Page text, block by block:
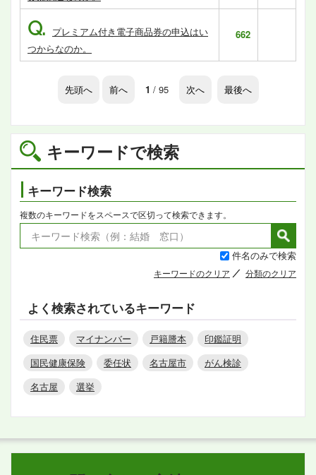
キーワードで検索
キーワード検索
複数のキーワードをスペースで区切って検索できます。
件名のみで検索
キーワードのクリア 分類のクリア
よく検索されているキーワード
住民票 マイナンバー 戸籍謄本
印鑑証明
国民健康保険
委任状 名古屋市
がん検診
名古屋
選挙
Q. プレミアム付き電子商品券の申込はい
つからなのか。
662
先頭へ 前へ 1 / 95 次へ 最後へ